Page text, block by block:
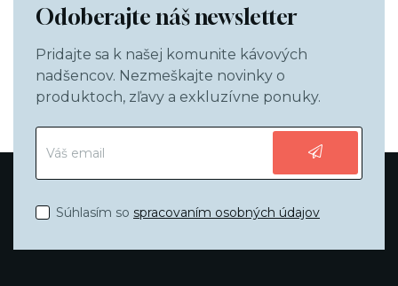
Odoberajte náš newsletter
Pridajte sa k našej komunite kávových
nadšencov. Nezmeškajte novinky o
produktoch, zľavy a exkluzívne ponuky.
Súhlasím so spracovaním osobných údajov